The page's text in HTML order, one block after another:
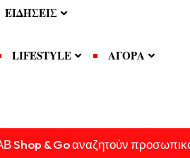
ΕΙΔΗΣΕΙΣ
LIFESTYLE ΑΓΟΡΑ
Shop & Go αναζητούν